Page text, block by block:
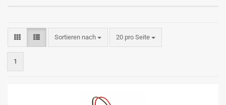
Sortieren nach 20 pro Seite
1